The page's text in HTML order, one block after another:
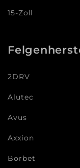
15-Zoll
2DRV
Alutec
Avus
Axxion
Borbet